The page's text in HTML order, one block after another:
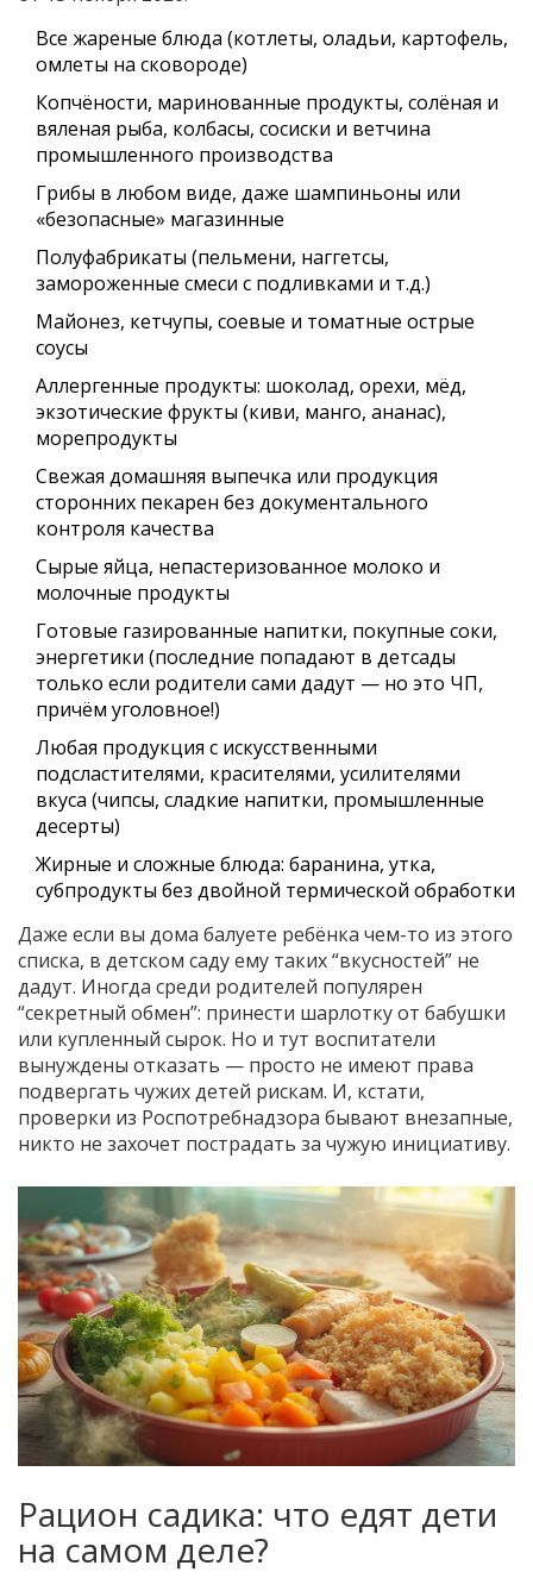
Все жареные блюда (котлеты, оладьи, картофель,
омлеты на сковороде)
Копчёности, маринованные продукты, солёная и
вяленая рыба, колбасы, сосиски и ветчина
промышленного производства
Грибы в любом виде, даже шампиньоны или
«безопасные» магазинные
Полуфабрикаты (пельмени, наггетсы,
замороженные смеси с подливками и т.д.)
Майонез, кетчупы, соевые и томатные острые
соусы
Аллергенные продукты: шоколад, орехи, мёд,
экзотические фрукты (киви, манго, ананас),
морепродукты
Свежая домашняя выпечка или продукция
сторонних пекарен без документального
контроля качества
Сырые яйца, непастеризованное молоко и
молочные продукты
Готовые газированные напитки, покупные соки,
энергетики (последние попадают в детсады
только если родители сами дадут — но это ЧП,
причём уголовное!)
Любая продукция с искусственными
подсластителями, красителями, усилителями
вкуса (чипсы, сладкие напитки, промышленные
десерты)
Жирные и сложные блюда: баранина, утка,
субпродукты без двойной термической обработки
Даже если вы дома балуете ребёнка чем-то из этого
списка, в детском саду ему таких “вкусностей” не
дадут. Иногда среди родителей популярен
“секретный обмен”: принести шарлотку от бабушки
или купленный сырок. Но и тут воспитатели
вынуждены отказать — просто не имеют права
подвергать чужих детей рискам. И, кстати,
проверки из Роспотребнадзора бывают внезапные,
никто не захочет пострадать за чужую инициативу.
Рацион садика: что едят дети
на самом деле?